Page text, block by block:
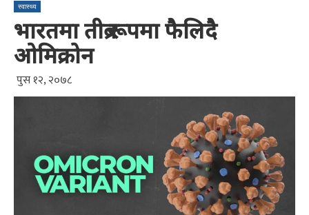
स्वास्थ्य
भारतमा तीब्र रूपमा फैलिदै
ओमिक्रोन
पुस १२, २०७८